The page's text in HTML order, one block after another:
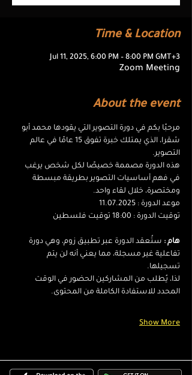
Time & Location
Jul 11, 2025, 6:00 PM – 8:00 PM GMT+3
Zoom Meeting
About the event
مرحبًا بكم في دورة التصوير التي يقودها محمد أبو
شقرا، الذي يمتلك خبرة تفوق 15 عامًا في عالم
التصوير.
هذه الدورة مصممة خصيصًا لكل شخص يرغب
في فهم أساسيات التصوير بطريقة مبسطة
ومختصرة، خلال لقاء واحد.
موعد الدورة : 11.07.2025
توقيت الدورة : 18:00 توقيت فلسطين
هام : ستُعقد الدورة عبر تطبيق زوم، وهي دورة
تفاعلية غير مسجلة، مما يعني أنه لن يتم
تسجيلها.
لذا، يُطلب من المشاركين الحضور في الوقت
المحدد للاستفادة الكاملة من المحتوى.
Show More